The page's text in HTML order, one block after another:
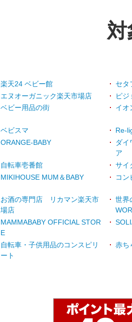
楽天24 ベビー館 セタ
エヌオーガニック楽天市場店
ピジ
ベビー用品の街
イオ
ベビスマ Re-
ORANGE-BABY
ダイ
ア
自転車壱番館 サイ
MIKIHOUSE MUM＆BABY
コン
お酒の専門店 リカマン楽天市
場店
世界
MAMMABABY OFFICIAL STOR
E
自転車・子供用品のコンスピリ
ート
赤ち